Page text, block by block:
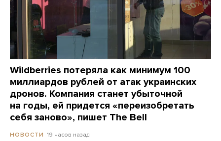
Wildberries потеряла как минимум 100
миллиардов рублей от атак украинских
дронов. Компания станет убыточной
на годы, ей придется «переизобретать
себя заново», пишет The Bell
НОВОСТИ 19 часов назад